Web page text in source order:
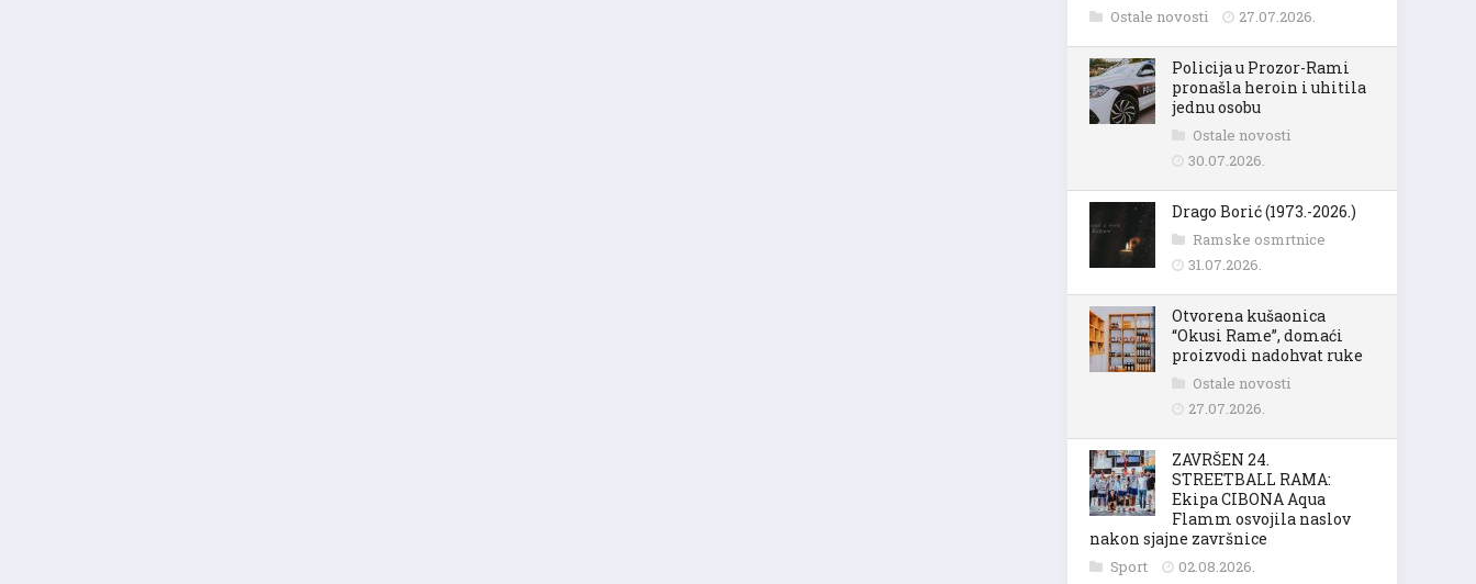
Ostale novosti 27.07.2026.
Policija u Prozor-Rami
pronašla heroin i uhitila
jednu osobu
Ostale novosti
30.07.2026.
Drago Borić (1973.-2026.)
Ramske osmrtnice
31.07.2026.
Otvorena kušaonica
“Okusi Rame”, domaći
proizvodi nadohvat ruke
Ostale novosti
27.07.2026.
ZAVRŠEN 24.
STREETBALL RAMA:
Ekipa CIBONA Aqua
Flamm osvojila naslov
nakon sjajne završnice
Sport 02.08.2026.